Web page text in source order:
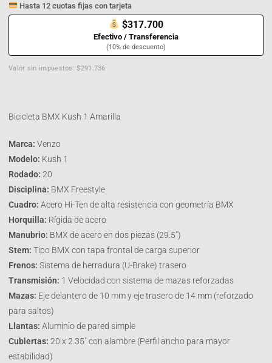
Hasta 12 cuotas fijas con tarjeta
$317.700
Efectivo / Transferencia
(10% de descuento)
Valor sin impuestos: $291.736
Bicicleta BMX Kush 1 Amarilla
Marca: Venzo
Modelo: Kush 1
Rodado: 20
Disciplina: BMX Freestyle
Cuadro: Acero Hi-Ten de alta resistencia con geometría BMX
Horquilla: Rígida de acero
Manubrio: BMX de acero en dos piezas (29.5″)
Stem: Tipo BMX con tapa frontal de carga superior
Frenos: Sistema de herradura (U-Brake) trasero
Transmisión: 1 Velocidad con sistema de mazas reforzadas
Mazas: Eje delantero de 10 mm y eje trasero de 14 mm (reforzado
para saltos)
Llantas: Aluminio de pared simple
Cubiertas: 20 x 2.35″ con alambre (Perfil ancho para mayor
estabilidad)